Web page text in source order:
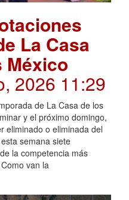
La Casa
México
2026 11:29
de La Casa de los
y el próximo domingo,
eliminado o eliminada del
semana siete
la competencia más
van la